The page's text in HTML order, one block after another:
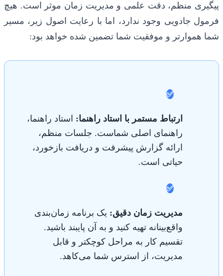
پیگیری منظم، دقت علمی و مدیریت زمان موثر است. هیچ
فرمول جادویی وجود ندارد، اما با رعایت اصول زیر، مسیر
شما هموارتر و موفقیت شما تضمین شده خواهد بود:
✅
ارتباط مستمر با استاد راهنما: استاد راهنما،
راهنمای اصلی شماست. جلسات منظم،
ارائه گزارش پیشرفت و دریافت بازخورد،
حیاتی است.
✅
مدیریت زمان دقیق: یک برنامه زمان‌بندی
واقع‌بینانه تهیه کنید و به آن پایبند باشید.
تقسیم کار به مراحل کوچکتر و قابل
مدیریت، از استرس شما می‌کاهد.